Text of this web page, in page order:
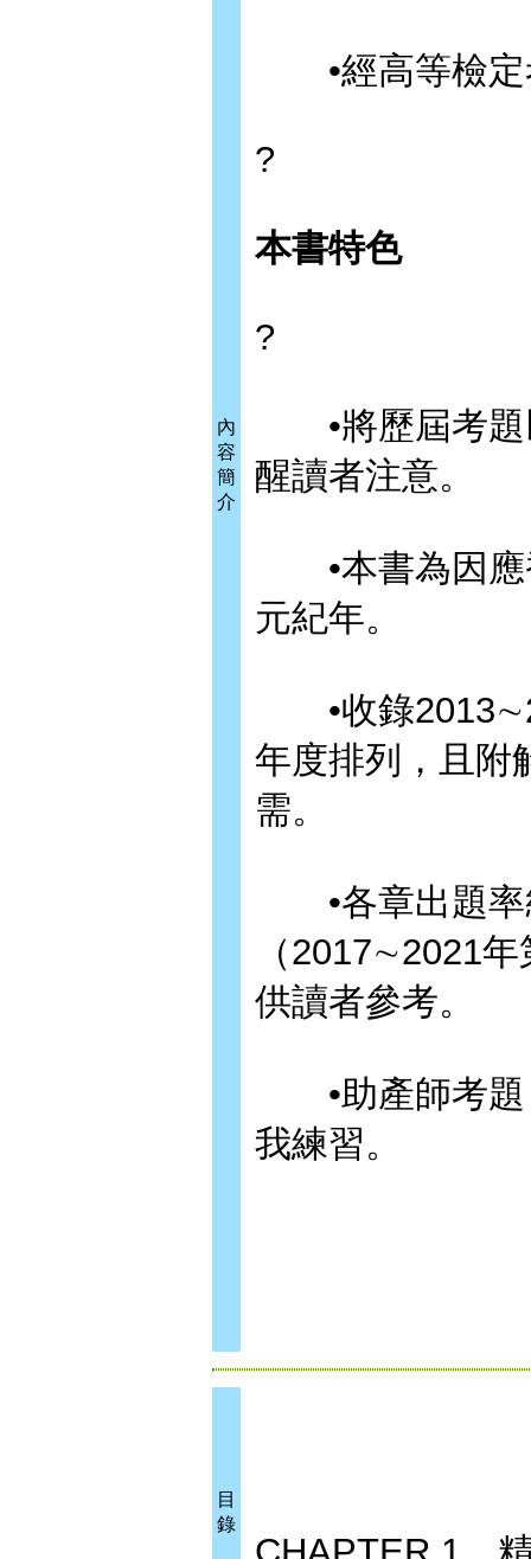
內
容
簡
介
•經高等檢定
?
本書特色
?
•將歷屆考題
醒讀者注意。
•本書為因應
元紀年。
•收錄
年度排列，且附
需。
•各章出題率
（2017∼2021
供讀者參考。
•助產師考題
我練習。
目
錄